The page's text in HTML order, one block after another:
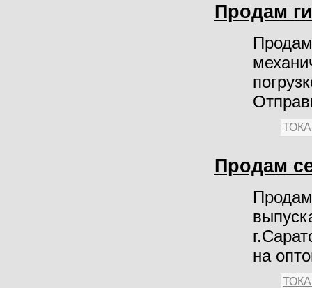
Продам
Продам
на